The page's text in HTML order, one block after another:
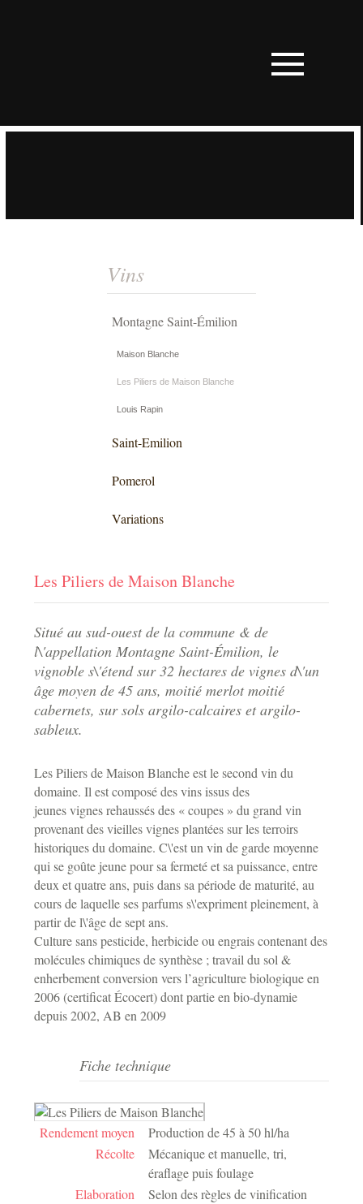
Vins
Montagne Saint-Émilion
Maison Blanche
Les Piliers de Maison Blanche
Louis Rapin
Saint-Emilion
Pomerol
Variations
Les Piliers de Maison Blanche
Situé au sud-ouest de la commune & de
l\'appellation Montagne Saint-Émilion, le
vignoble s\'étend sur 32 hectares de vignes d\'un
âge moyen de 45 ans, moitié merlot moitié
cabernets, sur sols argilo-calcaires et argilo-
sableux.
Les Piliers de Maison Blanche est le second vin du
domaine. Il est composé des vins issus des
jeunes vignes rehaussés des « coupes » du grand vin
provenant des vieilles vignes plantées sur les terroirs
historiques du domaine. C\'est un vin de garde moyenne
qui se goûte jeune pour sa fermeté et sa puissance, entre
deux et quatre ans, puis dans sa période de maturité, au
cours de laquelle ses parfums s\'expriment pleinement, à
partir de l\'âge de sept ans.
Culture sans pesticide, herbicide ou engrais contenant des
molécules chimiques de synthèse ; travail du sol &
enherbement conversion vers l’agriculture biologique en
2006 (certificat Écocert) dont partie en bio-dynamie
depuis 2002, AB en 2009
Fiche technique
Rendement moyen
Production de 45 à 50 hl/ha
Récolte
Mécanique et manuelle, tri,
éraflage puis foulage
Elaboration
Selon des règles de vinification